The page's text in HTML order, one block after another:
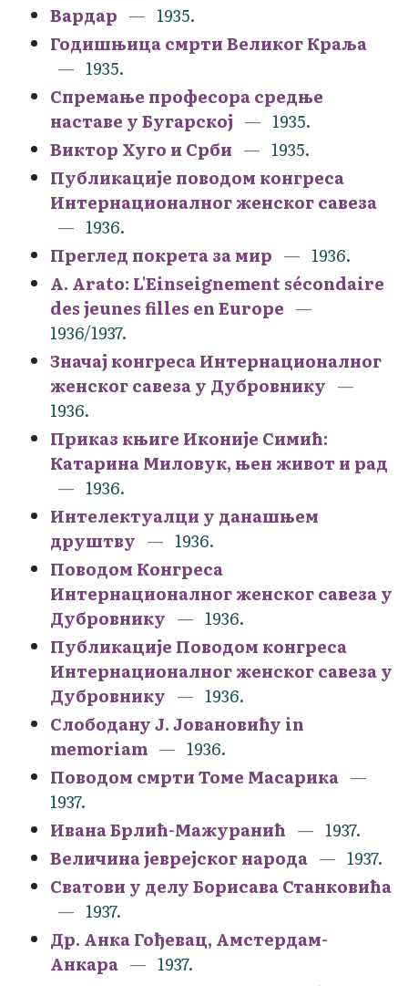
Вардар
1935.
Годишњица смрти Великог Краља
1935.
Спремање професора средње
наставе у Бугарској
1935.
Виктор Хуго и Срби
1935.
Публикације поводом конгреса
Интернационалног женског савеза
1936.
Преглед покрета за мир
1936.
A. Arato: L'Einseignement sécondaire
des jeunes filles en Europe
1936/1937.
Значај конгреса Интернационалног
женског савеза у Дубровнику
1936.
Приказ књиге Иконије Симић:
Катарина Миловук, њен живот и рад
1936.
Интелектуалци у данашњем
друштву
1936.
Поводом Конгреса
Интернационалног женског савеза у
Дубровнику
1936.
Публикације Поводом конгреса
Интернационалног женског савеза у
Дубровнику
1936.
Слободану Ј. Јовановићу in
memoriam
1936.
Поводом смрти Томе Масарика
1937.
Ивана Брлић-Мажуранић
1937.
Величина јеврејског народа
1937.
Сватови у делу Борисава Станковића
1937.
Др. Анка Гођевац, Амстердам-
Анкара
1937.